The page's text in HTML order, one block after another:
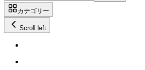
カテゴリー
Scroll left